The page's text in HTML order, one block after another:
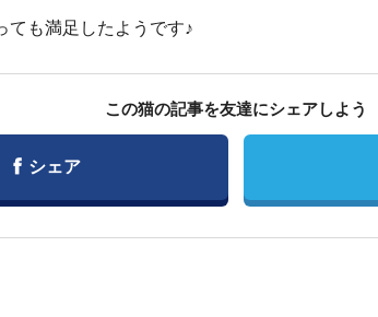
ても満足したようです♪
この猫の記事を友達にシェアしよう
Facebook
シェア